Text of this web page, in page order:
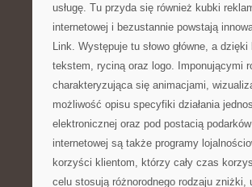
usługę. Tu przyda się również kubki
internetowej i bezustannie powstają
Link. Występuje tu słowo główne, a
tekstem, ryciną oraz logo. Imponującymi
charakteryzująca się animacjami,
możliwość opisu specyfiki działania
elektronicznej oraz pod postacią
internetowej są także programy
korzyści klientom, którzy cały czas
celu stosują różnorodnego rodzaju